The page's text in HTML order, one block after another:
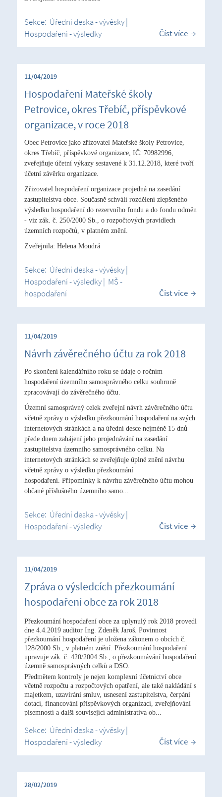
Sekce: Úřední deska - vývěsky|
Hospodaření - výsledky
Číst více
11/04/2019
Hospodaření Mateřské školy
Petrovice, okres Třebíč, příspěvkové
organizace, v roce 2018
Obec Petrovice jako zřizovatel Mateřské školy Petrovice,
okres Třebíč, příspěvkové organizace, IČ: 70982996,
zveřejňuje účetní výkazy sestavené k 31.12.2018, které tvoří
účetní závěrku organizace.
Zřizovatel hospodaření organizace projedná na zasedání
zastupitelstva obce. Současně schválí rozdělení zlepšeného
výsledku hospodaření do rezervního fondu a do fondu odměn
- viz zák. č. 250/2000 Sb., o rozpočtových pravidlech
územních rozpočtů, v platném znění.
Zveřejnila: Helena Moudrá
Sekce: Úřední deska - vývěsky|
Hospodaření - výsledky| MŠ -
hospodaření
Číst více
11/04/2019
Návrh závěrečného účtu za rok 2018
Po skončení kalendářního roku se údaje o ročním
hospodaření územního samosprávného celku souhrnně
zpracovávají do závěrečného účtu.
Územní samosprávný celek zveřejní návrh závěrečného účtu
včetně zprávy o výsledku přezkoumání hospodaření na svých
internetových stránkách a na úřední desce nejméně 15 dnů
přede dnem zahájení jeho projednávání na zasedání
zastupitelstva územního samosprávného celku. Na
internetových stránkách se zveřejňuje úplné znění návrhu
včetně zprávy o výsledku přezkoumání
hospodaření. Připomínky k návrhu závěrečného účtu mohou
občané příslušného územního samo...
Sekce: Úřední deska - vývěsky|
Hospodaření - výsledky
Číst více
11/04/2019
Zpráva o výsledcích přezkoumání
hospodaření obce za rok 2018
Přezkoumání hospodaření obce za uplynulý rok 2018 provedl
dne 4.4.2019 auditor Ing. Zdeněk Jaroš. Povinnost
přezkoumání hospodaření je uložena zákonem o obcích č.
128/2000 Sb., v platném znění. Přezkoumání hospodaření
upravuje zák. č. 420/2004 Sb., o přezkoumávání hospodaření
územně samosprávných celků a DSO.
Předmětem kontroly je nejen komplexní účetnictví obce
včetně rozpočtu a rozpočtových opatření, ale také nakládání s
majetkem, uzavírání smluv, usnesení zastupitelstva, čerpání
dotací, financování příspěvkových organizací, zveřejňování
písemností a další související administrativa ob...
Sekce: Úřední deska - vývěsky|
Hospodaření - výsledky
Číst více
28/02/2019